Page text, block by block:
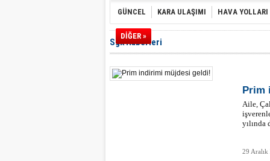
GÜNCEL KARA ULAŞIMI HAVA YOLLARI
DİĞER »
Sgk Haberleri
Prim
Aile,
29